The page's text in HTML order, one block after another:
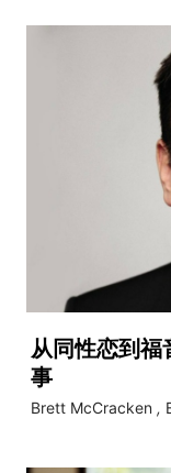
从同性恋到福
事
Brett McCracken ,